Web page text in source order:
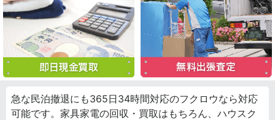
急な民泊撤退にも365日34時間対応のフクロウなら対応
可能です。家具家電の回収・買取はもちろん、ハウスク